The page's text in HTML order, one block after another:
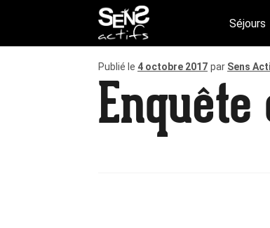
Séjours
Publié le 4 octobre 2017 par Sens